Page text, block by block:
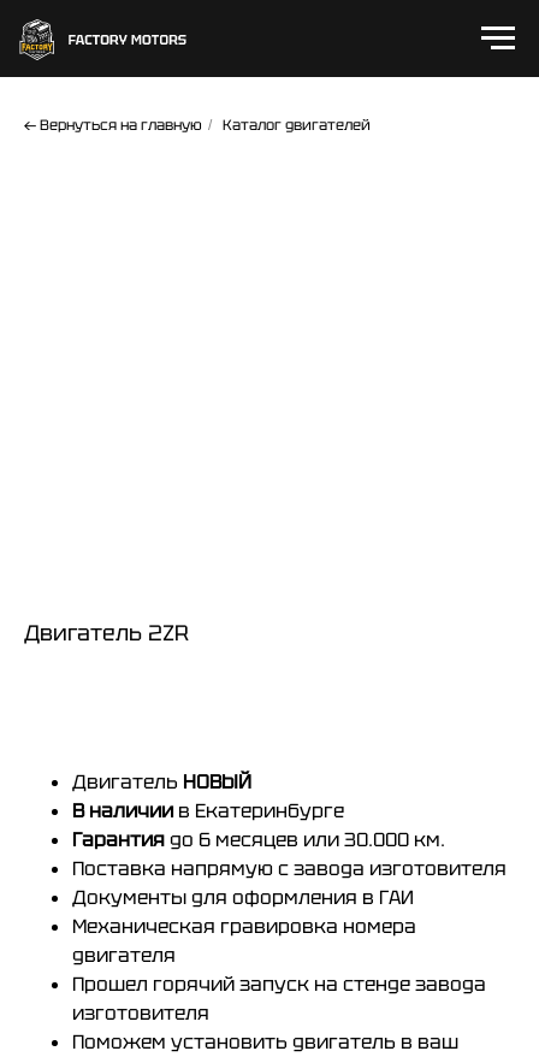
← Вернуться на главную / Каталог двигателей
Двигатель 2ZR
Двигатель НОВЫЙ
В наличиив Екатеринбурге
Гарантиядо 6 месяцев или 30.000 км.
Поставка напрямую с завода изготовителя
Документы для оформления в ГАИ
Механическая гравировка номера
двигателя
Прошел горячий запуск на стенде завода
изготовителя
Поможем установить двигатель в ваш